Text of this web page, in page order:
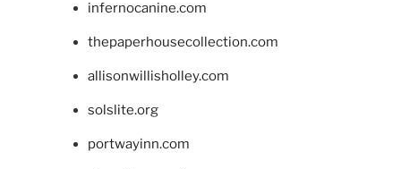
infernocanine.com
thepaperhousecollection.com
allisonwillisholley.com
solslite.org
portwayinn.com